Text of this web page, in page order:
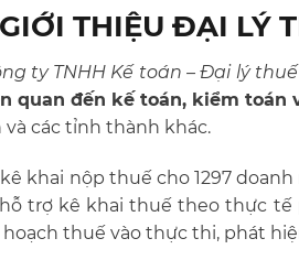
GIỚI THIỆU ĐẠI LÝ
ty TNHH Kế toán – Đại lý
quan đến kế toán, kiểm toán
các tỉnh thành khác.
khai nộp thuế cho 1297
trợ kê khai thuế theo thực
thuế vào thực thi, phát